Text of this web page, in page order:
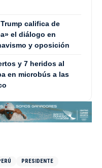
califica de
el diálogo en
y oposición
y 7 heridos al
en microbús a las
PRESIDENTE